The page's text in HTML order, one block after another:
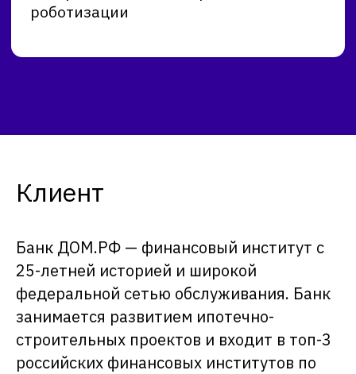
Клиент
Банк ДОМ.РФ — финансовый институт с
25-летней историей и широкой
федеральной сетью обслуживания. Банк
занимается развитием ипотечно-
строительных проектов и входит в топ-3
российских финансовых институтов по